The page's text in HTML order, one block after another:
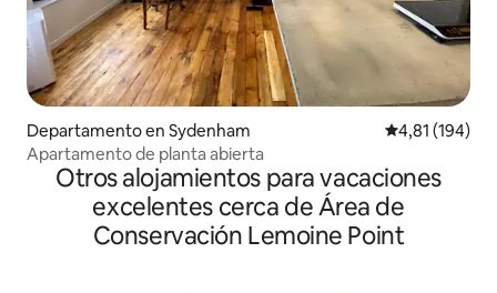
Departamento en Sydenham Calificación
4,81 (194)
Apartamento de planta abierta
Otros alojamientos para vacaciones
excelentes cerca de Área de
Conservación Lemoine Point